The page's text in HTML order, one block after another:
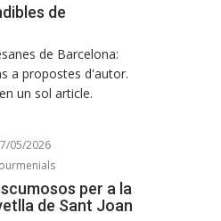
de
de Barcelona:
a propostes d'autor.
un sol article.
05/2026
per a la
de Sant Joan